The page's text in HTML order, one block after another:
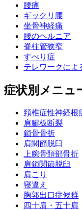
腰痛
ギックリ腰
坐骨神経痛
腰のヘルニア
脊柱管狭窄
すべり症
テレワークによ
症状別メニュ
頚椎症性神経根
肩腱板断裂
鎖骨骨折
肩関節脱臼
上腕骨頚部骨折
肩鎖関節脱臼
肩こり
寝違え
胸郭出口症候群
四十肩・五十肩